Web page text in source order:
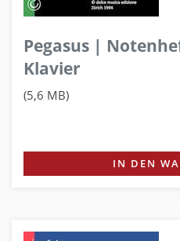
Pegasus |
Klavier
(5,6 MB)
IN DEN